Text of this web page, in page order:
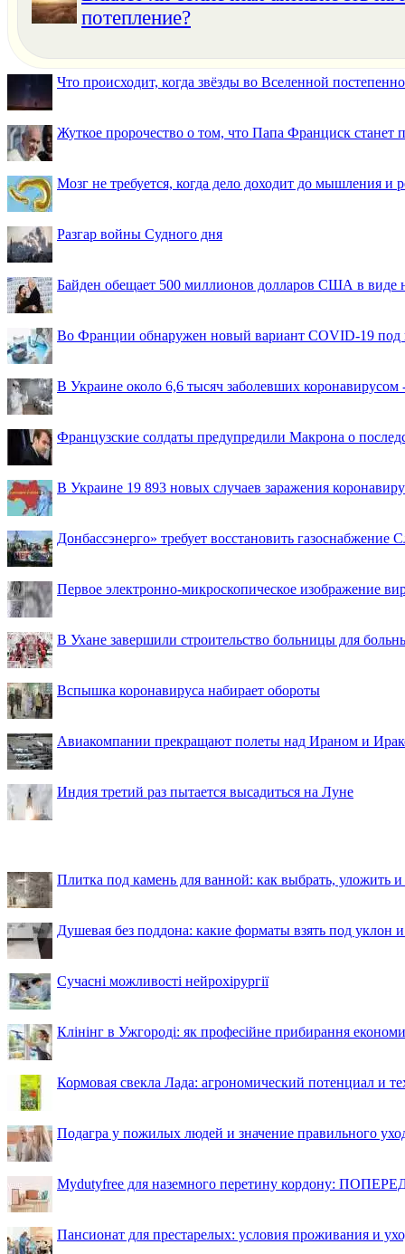
потепление?
Что происходит, когда звёзды во Вселенной
Жуткое пророчество о том, что Папа Франциск
Мозг не требуется, когда дело доходит до мышления и
Разгар войны Судного дня
Байден обещает 500 миллионов долларов США в
Во Франции обнаружен новый вариант COVID-19 под
В Украине около 6,6 тысяч заболевших коронавирусом
Французские солдаты предупредили Макрона о
В Украине 19 893 новых случаев заражения
Донбассэнерго» требует восстановить газоснабжение
Первое электронно-микроскопическое изображение
В Ухане завершили строительство больницы для
Вспышка коронавируса набирает обороты
Авиакомпании прекращают полеты над Ираном и
Индия третий раз пытается высадиться на Луне
Плитка под камень для ванной: как выбрать, уложить
Душевая без поддона: какие форматы взять под уклон
Сучасні можливості нейрохірургії
Клінінг в Ужгороді: як професійне прибирання
Кормовая свекла Лада: агрономический потенциал и
Подагра у пожилых людей и значение правильного
Mydutyfree для наземного перетину кордону:
Пансионат для престарелых: условия проживания и